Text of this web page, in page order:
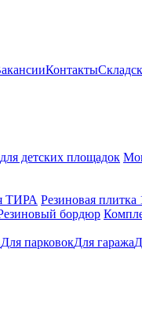
Контакты
детских площадок
ТИРА Резиновая плитка
бордюр
Для парковокДля гаража